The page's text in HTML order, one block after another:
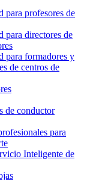
para profesores de
para directores de
para formadores y
de centros de
de conductor
para
Inteligente de